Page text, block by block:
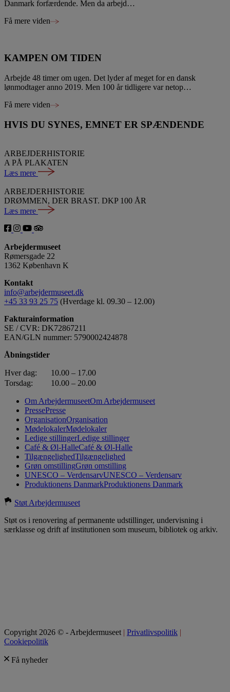
Danmark forfærdende. Men da arbejd…
Få mere viden
KAMPEN OM TIDEN
Arbejde 48 timer om ugen. Det lyder af meget for en dansk
lønmodtager anno 2019. Men 100 år tidligere var netop…
Få mere viden
HVIS DU SYNES, EMNET ER SPÆNDENDE
ARBEJDERHISTORIE
A PÅ PLAKATEN
Læs mere
ARBEJDERHISTORIE
DRØMMEN, DER BRAST. DKP 100 ÅR
Læs mere
Arbejdermuseet
Rømersgade 22
1362 København K
Kontakt
info@arbejdermuseet.dk
+45 33 93 25 75 (Hverdage kl. 09.30 – 12.00)
Fakturainformation
SE / CVR: DK72867211
EAN/GLN nummer: 5790002424878
Åbningstider
Hver dag:
10.00 – 17.00
Torsdag:
10.00 – 20.00
Om ArbejdermuseetOm Arbejdermuseet
PressePresse
OrganisationOrganisation
MødelokalerMødelokaler
Ledige stillingerLedige stillinger
Café & Øl-HalleCafé & Øl-Halle
TilgængelighedTilgængelighed
Grøn omstillingGrøn omstilling
UNESCO – VerdensarvUNESCO – Verdensarv
Produktionens DanmarkProduktionens Danmark
Støt Arbejdermuseet
Støt os i renovering af permanente udstillinger, undervisning i
særklasse og drift af institutionen som museum, bibliotek og arkiv.
Copyright 2026 © - Arbejdermuseet | Privatlivspolitik |
Cookiepolitik
Få nyheder